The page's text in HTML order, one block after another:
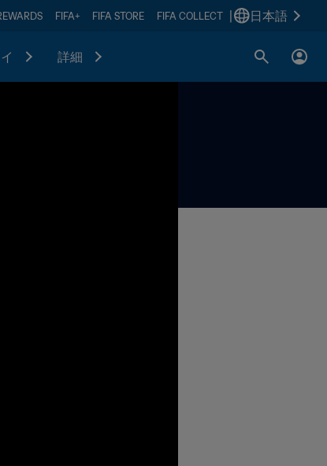
FIFA+ FIFA STORE FIFA COLLECT 日本語
詳細